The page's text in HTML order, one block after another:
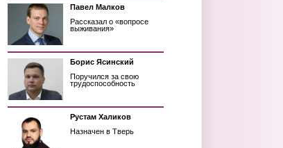
Павел Малков
Рассказал о «вопросе
выживания»
Борис Ясинский
Поручился за свою
трудоспособность
Рустам Халиков
Назначен в Тверь